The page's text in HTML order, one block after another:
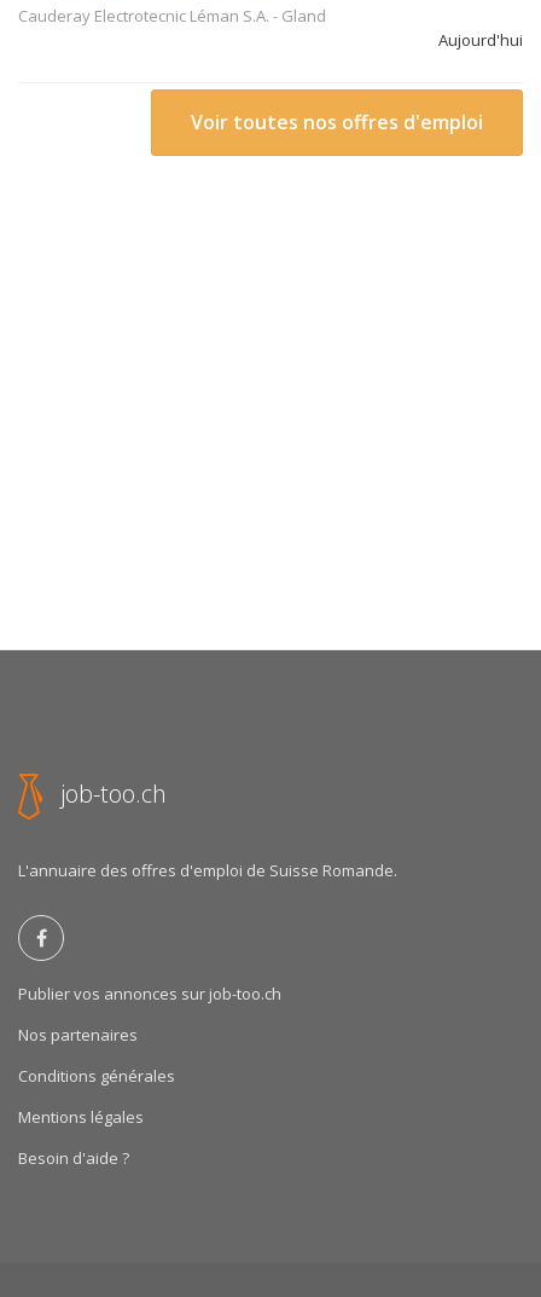
Cauderay Electrotecnic Léman S.A. - Gland
Aujourd'hui
Voir toutes nos offres d'emploi
job-too.ch
L'annuaire des offres d'emploi de Suisse Romande.
Publier vos annonces sur job-too.ch
Nos partenaires
Conditions générales
Mentions légales
Besoin d'aide ?